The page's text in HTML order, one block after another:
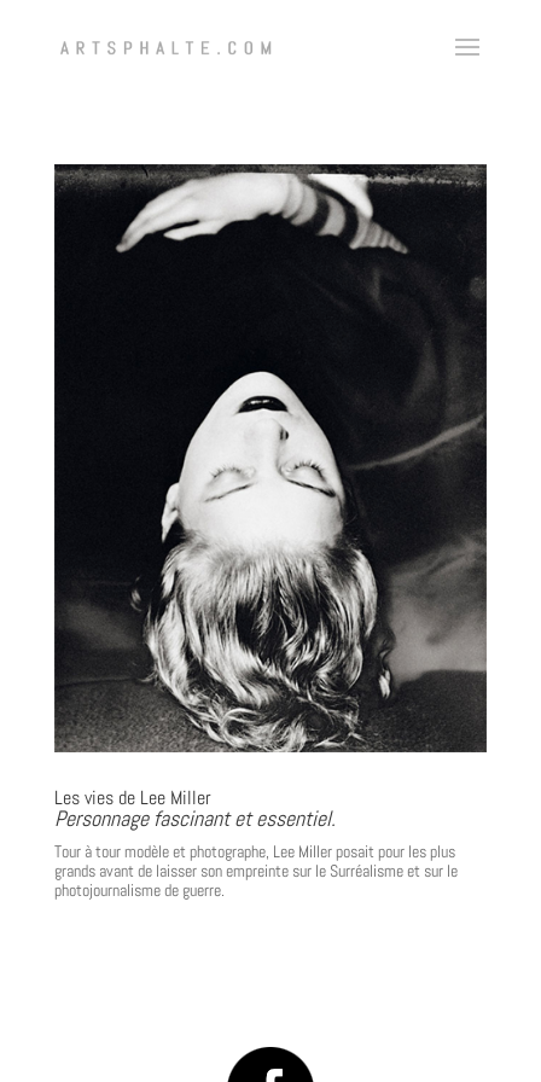
Les vies de Lee Miller
Personnage fascinant et essentiel.
Tour à tour modèle et photographe, Lee Miller posait pour les plus
grands avant de laisser son empreinte sur le Surréalisme et sur le
photojournalisme de guerre.